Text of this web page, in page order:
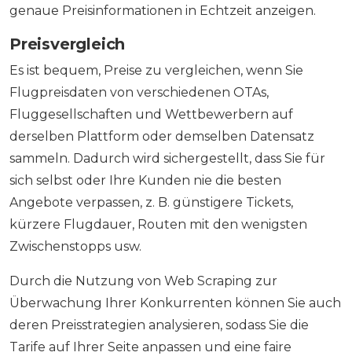
genaue Preisinformationen in Echtzeit anzeigen.
Preisvergleich
Es ist bequem, Preise zu vergleichen, wenn Sie
Flugpreisdaten von verschiedenen OTAs,
Fluggesellschaften und Wettbewerbern auf
derselben Plattform oder demselben Datensatz
sammeln. Dadurch wird sichergestellt, dass Sie für
sich selbst oder Ihre Kunden nie die besten
Angebote verpassen, z. B. günstigere Tickets,
kürzere Flugdauer, Routen mit den wenigsten
Zwischenstopps usw.
Durch die Nutzung von Web Scraping zur
Überwachung Ihrer Konkurrenten können Sie auch
deren Preisstrategien analysieren, sodass Sie die
Tarife auf Ihrer Seite anpassen und eine faire